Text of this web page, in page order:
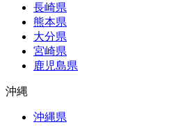
長崎県
熊本県
大分県
宮崎県
鹿児島県
沖縄
沖縄県